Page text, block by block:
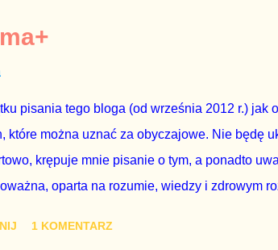
nie chce – ani partia rządząca, ani partie
decyzja, aby głosować zgodnie z wolą Dudy,
i szanującego podstawowe reguły demokraty
zmiany Konstytu...
pisania tego bloga (od września 2012 r.) jak
które można uznać za obyczajowe. Nie będę
krępuje mnie pisanie o tym, a ponadto
oparta na rozumie, wiedzy i zdrowym
1 KOMENTARZ